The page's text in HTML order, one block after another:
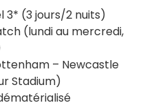
3* (3 jours/2 nuits)
(lundi au mercredi,
– Newcastle
Stadium)